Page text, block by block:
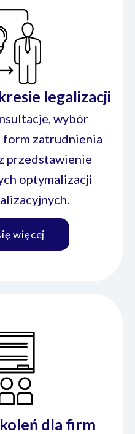
legalizacji
wybór
form zatrudnienia
przedstawienie
optymalizacji
więcej
dla firm